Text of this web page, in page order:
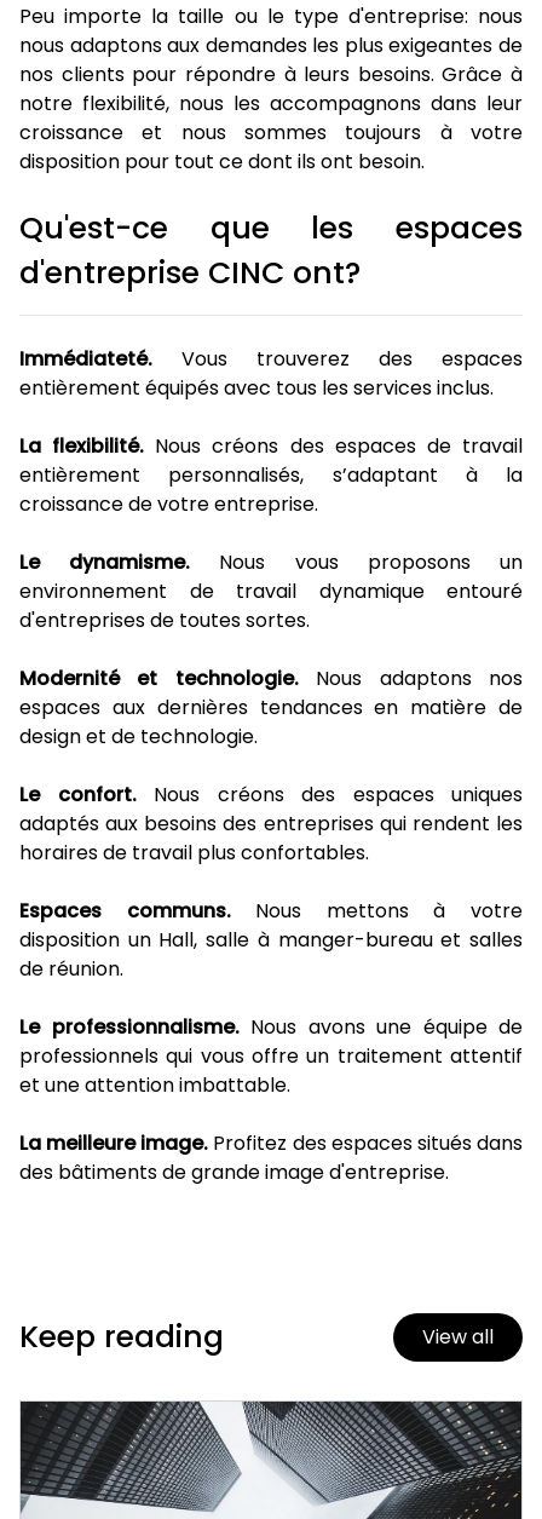
Peu importe la taille ou le type d'entreprise: nous
nous adaptons aux demandes les plus exigeantes de
nos clients pour répondre à leurs besoins. Grâce à
notre flexibilité, nous les accompagnons dans leur
croissance et nous sommes toujours à votre
disposition pour tout ce dont ils ont besoin.
Qu'est-ce que les espaces
d'entreprise CINC ont?
Immédiateté. Vous trouverez des espaces
entièrement équipés avec tous les services inclus.
La flexibilité. Nous créons des espaces de travail
entièrement personnalisés, s’adaptant à la
croissance de votre entreprise.
Le dynamisme. Nous vous proposons un
environnement de travail dynamique entouré
d'entreprises de toutes sortes.
Modernité et technologie.Nous adaptons nos
espaces aux dernières tendances en matière de
design et de technologie.
Le confort. Nous créons des espaces uniques
adaptés aux besoins des entreprises qui rendent les
horaires de travail plus confortables.
Espaces communs.Nous mettons à votre
disposition un Hall, salle à manger-bureau et salles
de réunion.
Le professionnalisme.Nous avons une équipe de
professionnels qui vous offre un traitement attentif
et une attention imbattable.
La meilleure image. Profitez des espaces situés dans
des bâtiments de grande image d'entreprise.
Keep reading View all